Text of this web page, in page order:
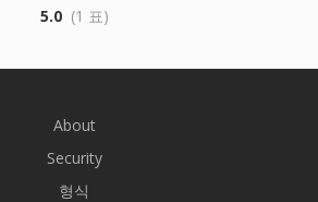
5.0 (1 표)
About
Security
형식